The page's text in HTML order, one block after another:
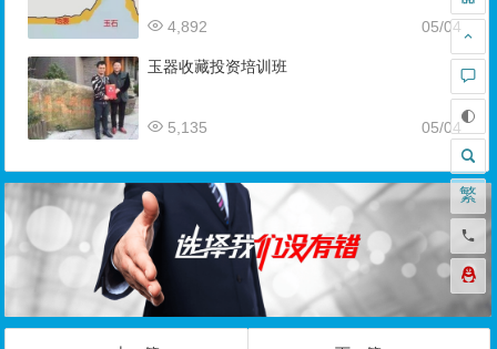
05/04
4,892
玉器收藏投资培训班
05/04
5,135
繁